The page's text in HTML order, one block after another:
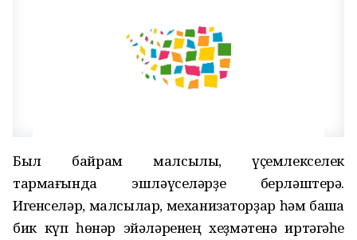
Был байрам малсылыҡ, үҫемлекселек
тармағында эшләүселәрҙе берләштерә.
Игенселәр, малсылар, механизаторҙар һәм башҡа
бик күп һөнәр эйәләренең хеҙмәтенә иртәгәһе